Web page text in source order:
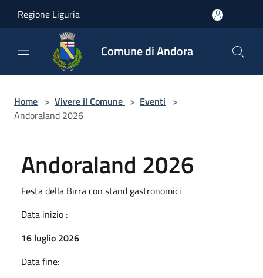
Regione Liguria
Comune di Andora
Home > Vivere il Comune > Eventi >
Andoraland 2026
Andoraland 2026
Festa della Birra con stand gastronomici
Data inizio :
16 luglio 2026
Data fine: